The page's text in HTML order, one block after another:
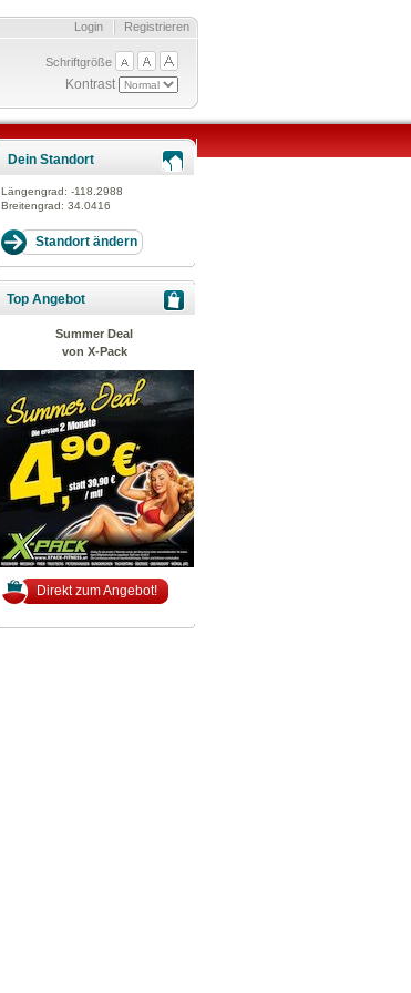
Registrieren
Login
Schriftgröße
Kontrast
Dein Standort
Längengrad: -118.2988
Breitengrad: 34.0416
Top Angebot
Summer Deal
von X-Pack
Direkt zum Angebot!